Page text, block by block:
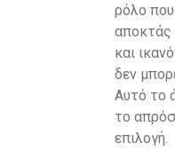
ρόλο που
αποκτάς
και
δεν
Αυτό το
το
επιλογή.